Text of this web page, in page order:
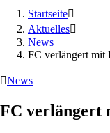
Startseite
Aktuelles
News
FC verlängert mit
News
FC verlängert